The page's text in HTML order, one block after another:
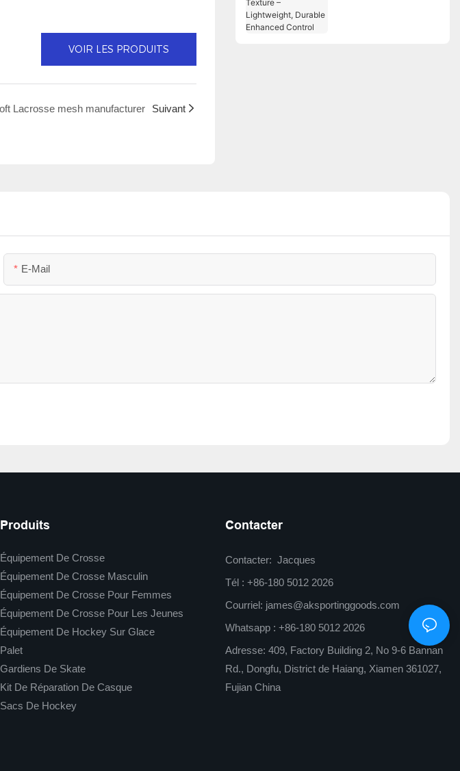
VOIR LES PRODUITS
Lacrosse mesh manufacturer Suivant
E-Mail
Produits
Équipement De Crosse
Équipement De Crosse Masculin
Équipement De Crosse Pour Femmes
Équipement De Crosse Pour Les Jeunes
Équipement De Hockey Sur Glace
Palet
Gardiens De Skate
Kit De Réparation De Casque
Sacs De Hockey
Contacter
Contacter: Jacques
Tél : +86-180 5012 2026
Courriel: james@aksportinggoods.com
Whatsapp : +86-180 5012 2026
Adresse: 409, Factory Building 2, No 9-6 Bannan
Rd., Dongfu, District de Haiang, Xiamen 361027,
Fujian China